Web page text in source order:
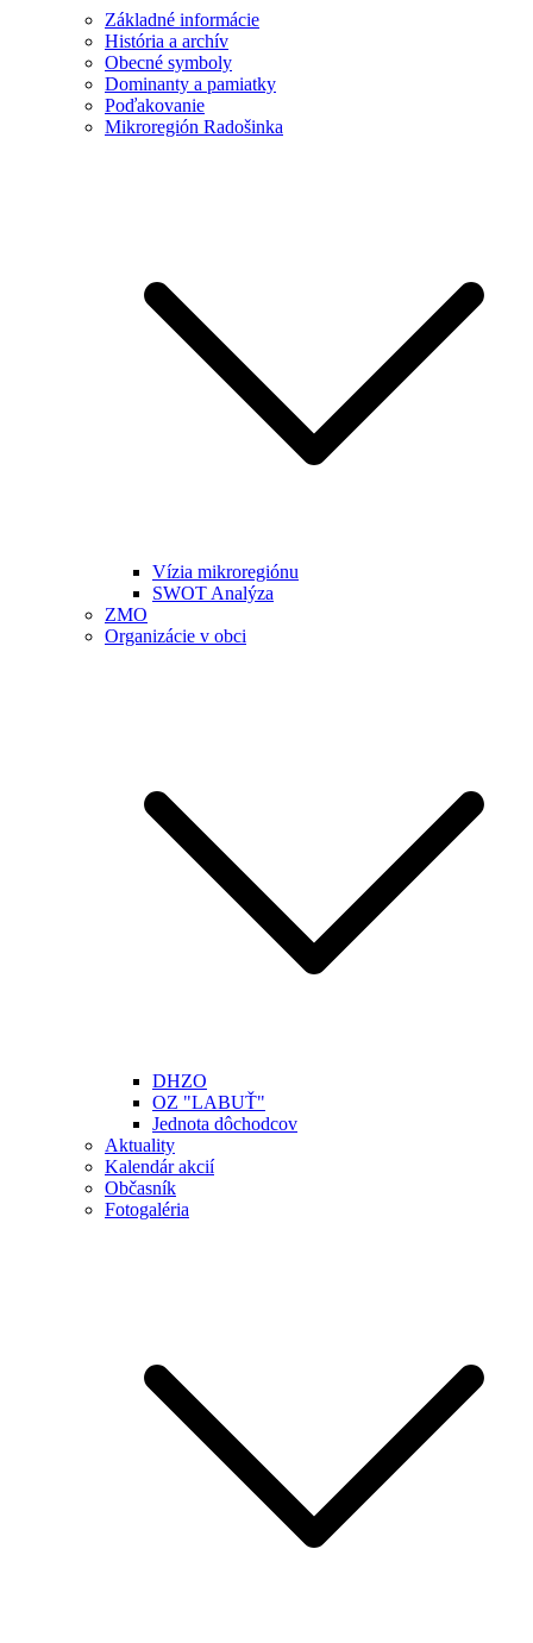
Základné informácie
História a archív
Obecné symboly
Dominanty a pamiatky
Poďakovanie
Mikroregión Radošinka
Vízia mikroregiónu
SWOT Analýza
ZMO
Organizácie v obci
DHZO
OZ "LABUŤ"
Jednota dôchodcov
Aktuality
Kalendár akcií
Občasník
Fotogaléria